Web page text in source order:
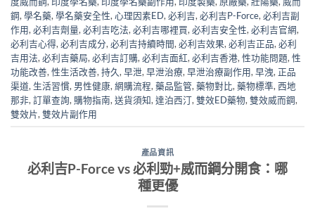
鋼, 學名藥, 學名藥安全性, 心理因素ED, 必利吉, 必利吉P-Force, 必利吉副
作用, 必利吉劑量, 必利吉吃法, 必利吉哪裡買, 必利吉安全性, 必利吉官網,
必利吉心得, 必利吉成分, 必利吉持續時間, 必利吉效果, 必利吉正品, 必利
吉用法, 必利吉藥局, 必利吉訂購, 必利吉面紅, 必利吉香港, 性功能問題, 性
功能改善, 性生活改善, 持久, 早泄, 早泄治療, 早泄治療副作用, 早洩, 正品
渠道, 生活習慣, 男性健康, 網購流程, 藥品監管, 藥物對比, 藥物標準, 西地
那非, 訂單查詢, 購物指南, 送貨須知, 達泊西汀, 雙效ED藥物, 雙效威而鋼,
雙效片, 雙效片副作用
產品資訊
必利吉P-Force vs 必利勁+威而鋼分開食：哪
種更優